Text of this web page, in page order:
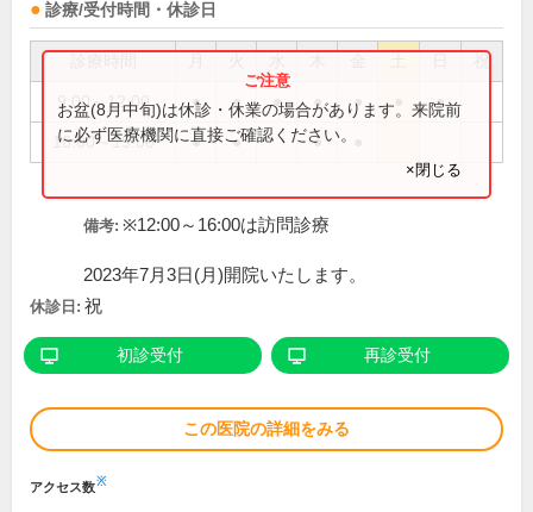
診療/受付時間・休診日
祝
9:00～12:00 ● ● ● ● ● ●
16:00～19:00 ● ● ●
お盆(8月中旬)は休診・休業の場合があります。来院前
に必ず医療機関に直接ご確認ください。
×閉じる
備考: ※12:00～16:00は訪問診療
2023年7月3日(月)開院いたします。
休診日: 祝
初診受付 再診受付
この医院の詳細をみる
アクセス数※